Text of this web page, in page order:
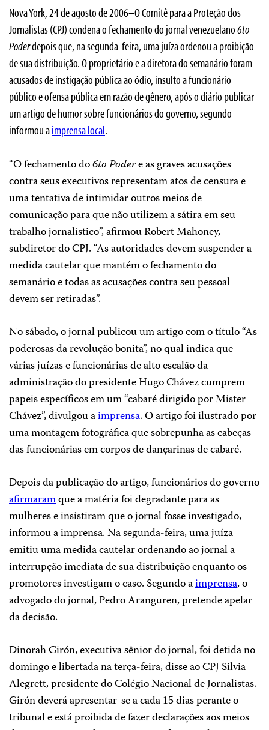
Nova York, 24 de agosto de 2006–O Comitê para a Proteção dos
Jornalistas (CPJ) condena o fechamento do jornal venezuelano6to
Poderdepois que, na segunda-feira, uma juíza ordenou a proibição
de sua distribuição. O proprietário e a diretora do semanário foram
acusados de instigação pública ao ódio, insulto a funcionário
público e ofensa pública em razão de gênero, após o diário publicar
um artigo de humor sobre funcionários do governo, segundo
informou aimprensa local.
“O fechamento do6to Podere as graves acusações
contra seus executivos representam atos de censura e
uma tentativa de intimidar outros meios de
comunicação para que não utilizem a sátira em seu
trabalho jornalístico”, afirmou Robert Mahoney,
subdiretor do CPJ. “As autoridades devem suspender a
medida cautelar que mantém o fechamento do
semanário e todas as acusações contra seu pessoal
devem ser retiradas”.
No sábado, o jornal publicou um artigo com o título “As
poderosas da revolução bonita”, no qual indica que
várias juízas e funcionárias de alto escalão da
administração do presidente Hugo Chávez cumprem
papeis específicos em um “cabaré dirigido por Mister
Chávez”, divulgou aimprensa. O artigo foi ilustrado por
uma montagem fotográfica que sobrepunha as cabeças
das funcionárias em corpos de dançarinas de cabaré.
Depois da publicação do artigo, funcionários do governo
afirmaramque a matéria foi degradante para as
mulheres e insistiram que o jornal fosse investigado,
informou a imprensa. Na segunda-feira, uma juíza
emitiu uma medida cautelar ordenando ao jornal a
interrupção imediata de sua distribuição enquanto os
promotores investigam o caso. Segundo aimprensa, o
advogado do jornal, Pedro Aranguren, pretende apelar
da decisão.
Dinorah Girón, executiva sênior do jornal, foi detida no
domingo e libertada na terça-feira, disse ao CPJ Silvia
Alegrett, presidente do Colégio Nacional de Jornalistas.
Girón deverá apresentar-se a cada 15 dias perante o
tribunal e está proibida de fazer declarações aos meios